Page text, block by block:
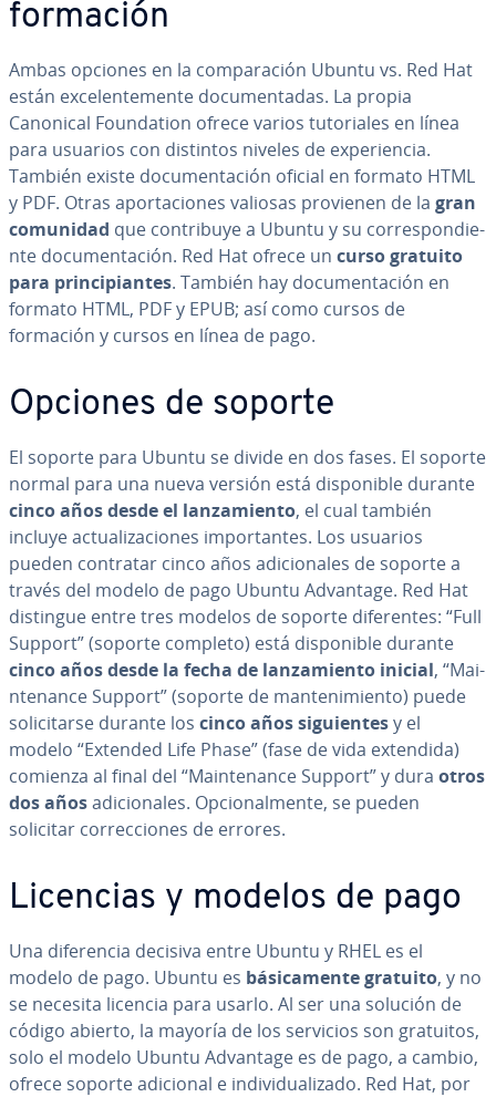
formación
Ambas opciones en la co­m­pa­ra­ción Ubuntu vs. Red Hat
están ex­ce­le­n­te­me­n­te do­cu­me­n­ta­das. La propia
Canonical Fou­n­da­tion ofrece varios tu­to­ria­les en línea
para usuarios con distintos niveles de ex­pe­rie­n­cia.
También existe do­cu­me­n­ta­ción oficial en formato HTML
y PDF. Otras apo­r­ta­cio­nes valiosas provienen de la gran
comunidad que co­n­tri­bu­ye a Ubuntu y su co­rre­s­po­n­die­
n­te do­cu­me­n­ta­ción. Red Hat ofrece un curso gratuito
para pri­n­ci­pia­n­tes. También hay do­cu­me­n­ta­ción en
formato HTML, PDF y EPUB; así como cursos de
formación y cursos en línea de pago.
Opciones de soporte
El soporte para Ubuntu se divide en dos fases. El soporte
normal para una nueva versión está di­s­po­ni­ble durante
cinco años desde el la­n­za­mie­n­to, el cual también
incluye ac­tua­li­za­cio­nes im­po­r­ta­n­tes. Los usuarios
pueden contratar cinco años adi­cio­na­les de soporte a
través del modelo de pago Ubuntu Advantage. Red Hat
distingue entre tres modelos de soporte di­fe­re­n­tes: “Full
Support” (soporte completo) está di­s­po­ni­ble durante
cinco años desde la fecha de la­n­za­mie­n­to inicial, “Mai­
n­te­na­n­ce Support” (soporte de ma­n­te­ni­mie­n­to) puede
so­li­ci­tar­se durante los cinco años si­guie­n­tesy el
modelo “Extended Life Phase” (fase de vida extendida)
comienza al final del “Mai­n­te­na­n­ce Support” y dura otros
dos añosadi­cio­na­les. Op­cio­na­l­me­n­te, se pueden
solicitar co­rre­c­cio­nes de errores.
Licencias y modelos de pago
Una di­fe­re­n­cia decisiva entre Ubuntu y RHEL es el
modelo de pago. Ubuntu es bá­si­ca­me­n­te gratuito, y no
se necesita licencia para usarlo. Al ser una solución de
código abierto, la mayoría de los servicios son gratuitos,
solo el modelo Ubuntu Advantage es de pago, a cambio,
ofrece soporte adicional e in­di­vi­dua­li­za­do. Red Hat, por